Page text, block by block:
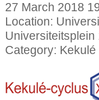
27 March 2018
Location:
Universiteitsplein
Category: Kekulé